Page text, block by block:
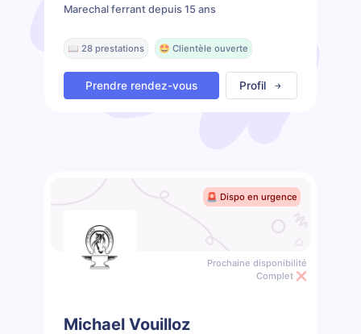
Marechal ferrant depuis 15 ans
📖 28 prestations 🤩 Clientèle ouverte
Prendre rendez-vous Profil
🚨 Dispo en urgence
Prochaine disponibilité
Complet ❌
Michael Vouilloz